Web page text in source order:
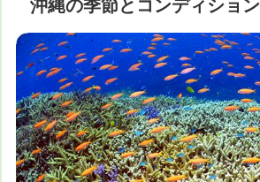
沖縄の季節とコンディション